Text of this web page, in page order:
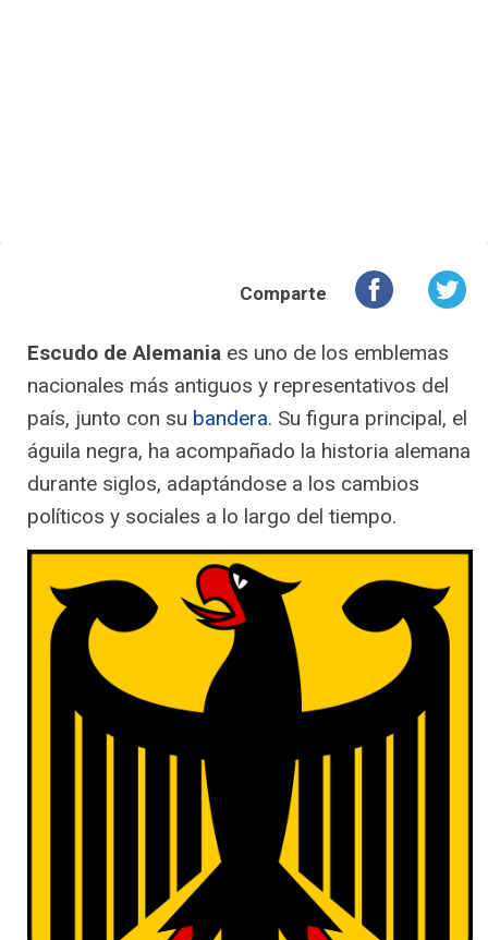
Comparte
Escudo de Alemania es uno de los emblemas
nacionales más antiguos y representativos del
país, junto con su bandera. Su figura principal, el
águila negra, ha acompañado la historia alemana
durante siglos, adaptándose a los cambios
políticos y sociales a lo largo del tiempo.